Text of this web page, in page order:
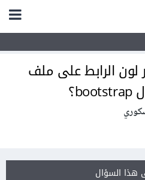
لون الرابط على ملف
هذا السؤال